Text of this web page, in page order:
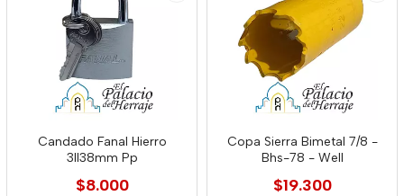
Candado Fanal Hierro
3ll38mm Pp
$8.000
Copa Sierra Bimetal 7/8 -
Bhs-78 - Well
$19.300